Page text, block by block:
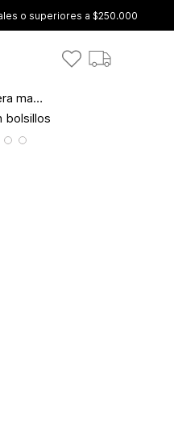
o superiores a $250.000
Blusa camisera manga larga con bolsillos